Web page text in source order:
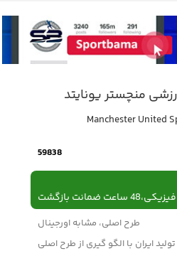
منچستر یونایتد
Manchester United
59838
ضمانت بازگشت
طرح اصلی، مشابه اورجینال
تولید ایران با الگو گیری از طرح اصلی